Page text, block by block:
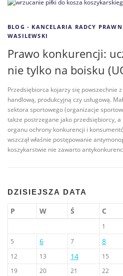
EN | DE
BLOG - KANCELARIA RADCY
WASILEWSKI
Prawo konkurencji:
nie tylko na boisku
Przedsiębiorca kojarzy się powszechnie
handlową, produkcyjną czy usługową.
sektora sportowego (organizacje
także postrzegane jako przedsiębiorcy,
organu ochrony konkurencji i
wszczął właśnie postępowanie
koszykarstwie nie zawarto
DZISIEJSZA DATA
P W Ś C
1
5
6 7 8
12
13 14 15
19
20 21 22